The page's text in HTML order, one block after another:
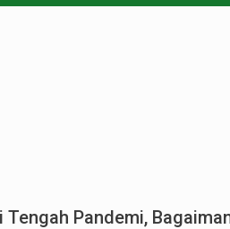
Pandemi,